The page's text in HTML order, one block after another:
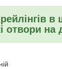
в
отвори на